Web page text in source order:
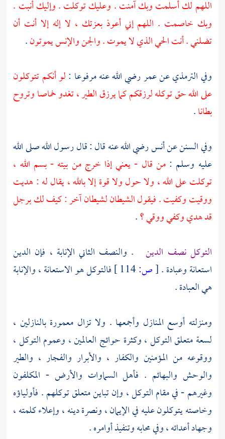
اللهم لك أسلمت وبك آمنت . وعليك توكلت . وإليك أنبت .
وبك خاصمت . اللهم إني أعوذ بعزتك ، لا إله إلا أنت أن
تضلني . أنت الحي الذي لا يموت . والجن والإنس يموتون.
وفيالترمذيعنعمررضي الله عنه مرفوعا :لو أنكم تتوكلون
على الله حق توكله لرزقكم كما يرزق الطير ، تغدو خماصا وتروح
بطانا.
وفي السنن عنأنسرضي الله عنه قال : قال رسول الله صلى الله
عليه وسلم :من قال - يعني إذا خرج من بيته - بسم الله ،
توكلت على الله ، ولا حول ولا قوة إلا بالله ، يقال له : هديت
ووقيت وكفيت . فيقول الشيطان لشيطان آخر : كيف لك برجل
قد هدي وكفي ووقي ؟.
التوكل نصف الدين
. والنصف الثاني الإنابة ، فإن الدين
استعانة وعبادة .[ص:
فالتوكل هو الاستعانة ، والإنابة
هي العبادة .
ومنزلته أوسع المنازل وأجمعها . ولا تزال معمورة بالنازلين ،
لسعة متعلق التوكل ، وكثرة حوائج العالمين ، وعموم التوكل ،
ووقوعه من المؤمنين والكفار ، والأبرار والفجار ، والطير
والوحش والبهائم . فأهل السماوات والأرض - المكلفون
وغيرهم - في مقام التوكل ، وإن تباين متعلق توكلهم . فأولياؤه
وخاصته يتوكلون عليه في الإيمان ، ونصرة دينه ، وإعلاء كلمته ،
وجهاد أعدائه ، وفي محابه وتنفيذ أوامره .